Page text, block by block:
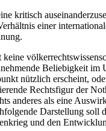
kritisch
einer
Beliebigkeit
nützlich erscheint,
Rechtsfigur der
anderes als eine
Darstellung soll
und den